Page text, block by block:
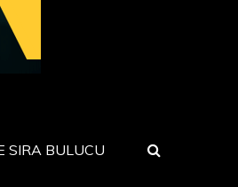
SIRA BULUCU